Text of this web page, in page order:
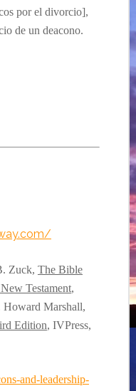
por el divorcio],
de un deacono.
Zuck, The Bible
Testament,
Marshall,
Edition, IVPress,
and-leadership-